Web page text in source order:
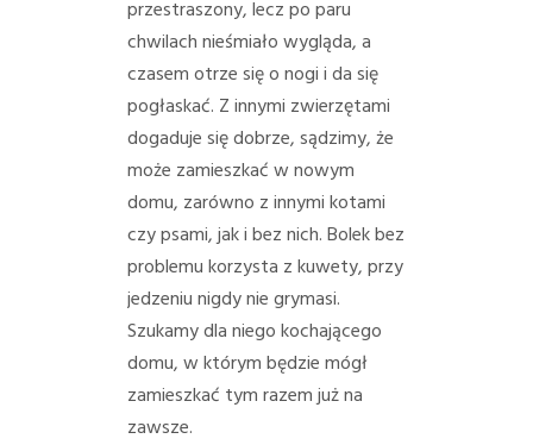
przestraszony, lecz po paru
chwilach nieśmiało wygląda, a
czasem otrze się o nogi i da się
pogłaskać. Z innymi zwierzętami
dogaduje się dobrze, sądzimy, że
może zamieszkać w nowym
domu, zarówno z innymi kotami
czy psami, jak i bez nich.Bolek bez
problemu korzysta z kuwety, przy
jedzeniu nigdy nie grymasi.
Szukamy dla niego kochającego
domu, w którym będzie mógł
zamieszkać tym razem już na
zawsze.